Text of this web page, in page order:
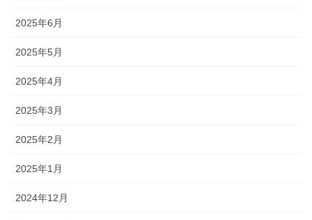
2025年6月
2025年5月
2025年4月
2025年3月
2025年2月
2025年1月
2024年12月